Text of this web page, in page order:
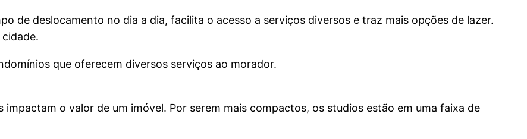
de deslocamento no dia a dia, facilita o acesso a serviços diversos e traz mais opções de lazer.
que oferecem diversos serviços ao morador.
o valor de um imóvel. Por serem mais compactos, os studios estão em uma faixa de